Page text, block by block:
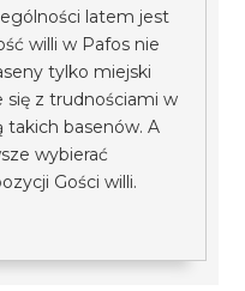
latem jest
willi w Pafos nie
tylko miejski
się z trudnościami w
takich basenów. A
wybierać
Gości willi.